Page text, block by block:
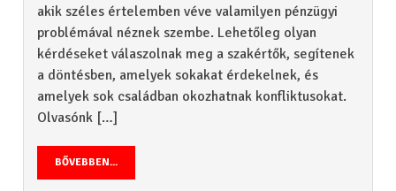
akik széles értelemben véve valamilyen pénzügyi
problémával néznek szembe. Lehetőleg olyan
kérdéseket válaszolnak meg a szakértők, segítenek
a döntésben, amelyek sokakat érdekelnek, és
amelyek sok családban okozhatnak konfliktusokat.
Olvasónk […]
BŐVEBBEN...